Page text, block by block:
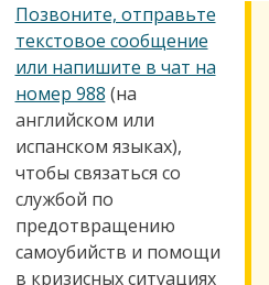
Позвоните, отправьте
текстовое сообщение
или напишите в чат на
номер 988 (на
английском или
испанском языках),
чтобы связаться со
службой по
предотвращению
самоубийств и помощи
в кризисных ситуациях